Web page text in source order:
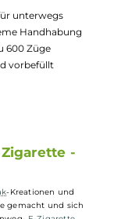
für unterwegs
vorbefüllt